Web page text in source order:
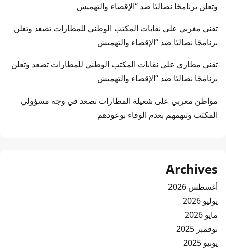
وتعلن برنامجًا نضاليًا ضد “الإقصاء والتهميش
تقني مغربي على نقابات المكتب الوطني للمطارات تصعد وتعلن
برنامجًا نضاليًا ضد “الإقصاء والتهميش
تقني مطاري على نقابات المكتب الوطني للمطارات تصعد وتعلن
برنامجًا نضاليًا ضد “الإقصاء والتهميش
مواطن مغربي على شغيلة المطارات تصعد في وجه مسؤولي
المكتب وتتهمهم بعدم الوفاء بوعودهم
Archives
أغسطس 2026
يوليو 2026
مايو 2026
نوفمبر 2025
يونيو 2025